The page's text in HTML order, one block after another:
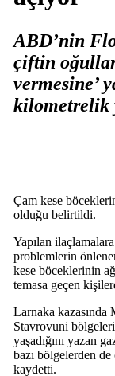
ABD’nin
çiftin
vermesine’
kilometrelik
Çam kese
olduğu belirtildi.
Yapılan
problemlerin
kese böceklerinin
temasa geçen
Larnaka
Stavrovuni
yaşadığını yazan
bazı bölgelerden
kaydetti.